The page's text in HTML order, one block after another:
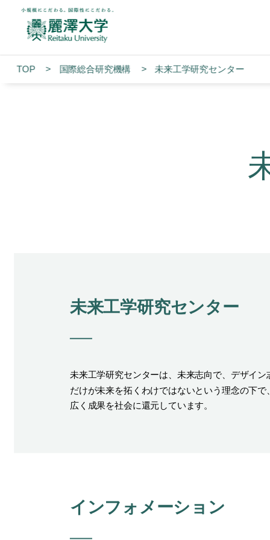
TOP 国際総合研究機構 未来工学研究センター
未来工学研究センター
未来工学研究センターは、未来志向で、デザイ
だけが未来を拓くわけではないという理念の下
広く成果を社会に還元しています。
インフォメーション